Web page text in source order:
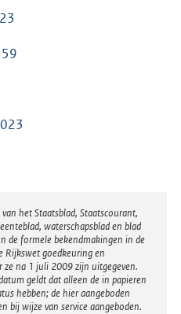
het Staatsblad, Staatscourant,
waterschapsblad en blad
de formele bekendmakingen in de
Rijkswet goedkeuring en
ze na 1 juli 2009 zijn uitgegeven.
geldt dat alleen de in papieren
hebben; de hier aangeboden
bij wijze van service aangeboden.